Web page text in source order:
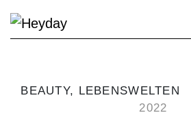
BEAUTY, LEBENSWELTEN
2022